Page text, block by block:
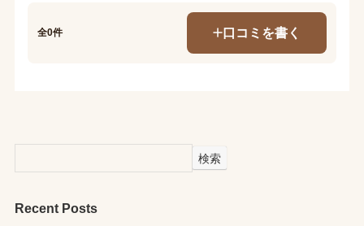
全0件 口コミを書く
検索
Recent Posts